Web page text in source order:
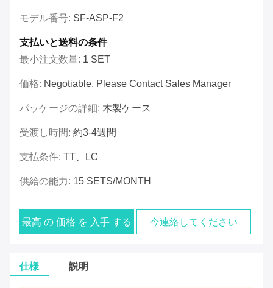
モデル番号: SF-ASP-F2
支払いと送料の条件
最小注文数量: 1 SET
価格: Negotiable, Please Contact Sales Manager
パッケージの詳細: 木製ケース
受渡し時間: 約3-4週間
支払条件: TT、LC
供給の能力: 15 SETS/MONTH
最高 の 価格 を 入手 する 今連絡してください
仕様 説明